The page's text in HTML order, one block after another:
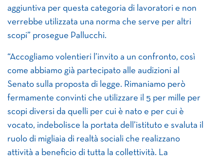
aggiuntiva per questa categoria di lavoratori e non
verrebbe utilizzata una norma che serve per altri
scopi” prosegue Pallucchi.
“Accogliamo volentieri l’invito a un confronto, così
come abbiamo già partecipato alle audizioni al
Senato sulla proposta di legge. Rimaniamo però
fermamente convinti che utilizzare il 5 per mille per
scopi diversi da quelli per cui è nato e per cui è
vocato, indebolisce la portata dell’istituto e svaluta il
ruolo di migliaia di realtà sociali che realizzano
attività a beneficio di tutta la collettività. La